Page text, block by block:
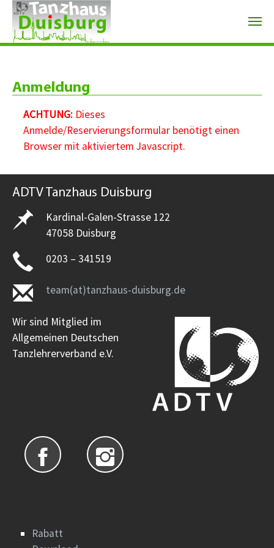
Zum Hauptinhalt springen
Anmeldung
ACHTUNG:Dieses
Anmelde/Reservierungsformular benötigt einen
Browser mit aktiviertem Javascript.
ADTV Tanzhaus Duisburg
Kardinal-Galen-Strasse 122
47058 Duisburg
0203 – 341519
team(at)tanzhaus-duisburg.de
Wir sind Mitglied im
Allgemeinen Deutschen
Tanzlehrerverband e.V.
Rabatt